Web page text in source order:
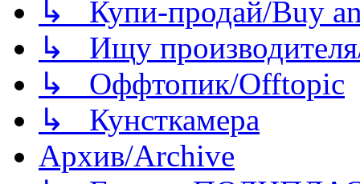
↳ Купи-продай/Buy
↳ Ищу
↳ Оффтопик/Offtopic
↳ Кунсткамера
Архив/Archive